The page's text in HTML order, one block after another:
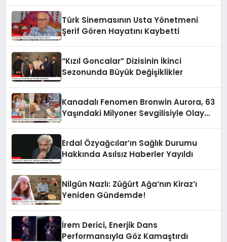
Türk Sinemasının Usta Yönetmeni
Şerif Gören Hayatını Kaybetti
“Kızıl Goncalar” Dizisinin İkinci
Sezonunda Büyük Değişiklikler
Kanadalı Fenomen Bronwin Aurora, 63
Yaşındaki Milyoner Sevgilisiyle Olay
Erdal Özyağcılar’ın Sağlık Durumu
Hakkında Asılsız Haberler Yayıldı
Nilgün Nazlı: Züğürt Ağa’nın Kiraz’ı
Yeniden Gündemde!
İrem Derici, Enerjik Dans
Performansıyla Göz Kamaştırdı